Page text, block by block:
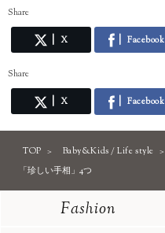
Share
X Facebook
Share
X Facebook
TOP Baby&Kids / Life style
「珍しい手相」4つ
Fashion